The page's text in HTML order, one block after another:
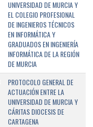
UNIVERSIDAD DE MURCIA Y
EL COLEGIO PROFESIONAL
DE INGENIEROS TÉCNICOS
EN INFORMÁTICA Y
GRADUADOS EN INGENIERÍA
INFORMÁTICA DE LA REGIÓN
DE MURCIA
PROTOCOLO GENERAL DE
ACTUACIÓN ENTRE LA
UNIVERSIDAD DE MURCIA Y
CÁRITAS DIOCESIS DE
CARTAGENA